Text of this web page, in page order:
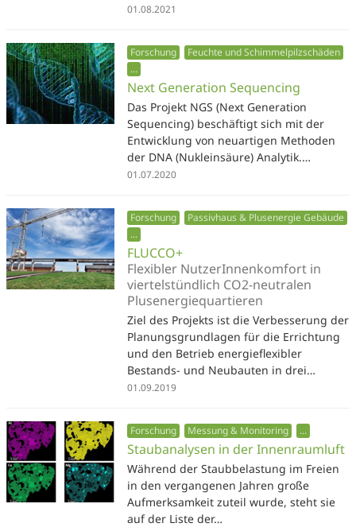
01.08.2021
Forschung
Feuchte und Schimmelpilzschäden
...
Next Generation Sequencing
Das Projekt NGS (Next Generation
Sequencing) beschäftigt sich mit der
Entwicklung von neuartigen Methoden
der DNA (Nukleinsäure) Analytik.…
01.07.2020
Forschung
Passivhaus & Plusenergie Gebäude
...
FLUCCO+
Flexibler NutzerInnenkomfort in
viertelstündlich CO2-neutralen
Plusenergiequartieren
Ziel des Projekts ist die Verbesserung der
Planungsgrundlagen für die Errichtung
und den Betrieb energieflexibler
Bestands- und Neubauten in drei…
01.09.2019
Forschung Messung & Monitoring ...
Staubanalysen in der Innenraumluft
Während der Staubbelastung im Freien
in den vergangenen Jahren große
Aufmerksamkeit zuteil wurde, steht sie
auf der Liste der…